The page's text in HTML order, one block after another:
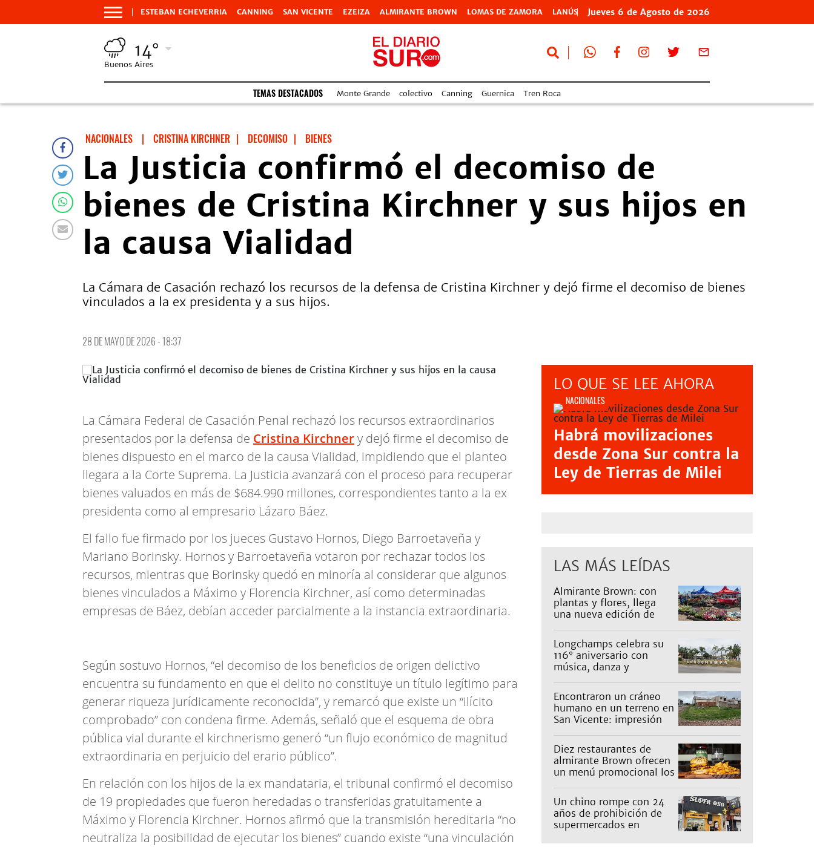
ESTEBAN ECHEVERRIA CANNING SAN VICENTE EZEIZA ALMIRANTE BROWN LOMAS DE ZAMORA LANÚS Jueves 6 de Agosto de 2026
14°
Buenos Aires
TEMAS DESTACADOS Monte Grande colectivo Canning Guernica Tren Roca
NACIONALES | CRISTINA KIRCHNER | DECOMISO | BIENES
La Justicia confirmó el decomiso de
bienes de Cristina Kirchner y sus hijos en
la causa Vialidad
La Cámara de Casación rechazó los recursos de la defensa de Cristina Kirchner y dejó firme el decomiso de bienes
vinculados a la ex presidenta y a sus hijos.
28 DE MAYO DE 2026 - 18:37
La Cámara Federal de Casación Penal rechazó los recursos extraordinarios
presentados por la defensa de Cristina Kirchnery dejó firme el decomiso de
bienes dispuesto en el marco de la causa Vialidad, impidiendo que el planteo
llegara a la Corte Suprema. La Justicia avanzará con el proceso para recuperar
bienes valuados en más de $684.990 millones, correspondientes tanto a la ex
presidenta como al empresario Lázaro Báez.
El fallo fue firmado por los jueces Gustavo Hornos, Diego Barroetaveña y
Mariano Borinsky. Hornos y Barroetaveña votaron por rechazar todos los
recursos, mientras que Borinsky quedó en minoría al considerar que algunos
bienes vinculados a Máximo y Florencia Kirchner, así como determinadas
empresas de Báez, debían acceder parcialmente a la instancia extraordinaria.
Según sostuvo Hornos, “el decomiso de los beneficios de origen delictivo
encuentra su fundamento en que el delito no constituye un título legítimo para
generar riqueza jurídicamente reconocida”, y remarcó que existe un “ilícito
comprobado” con condena firme. Además, señaló que el esquema de obra
pública vial durante el kirchnerismo generó “un flujo económico de magnitud
extraordinaria en perjuicio del erario público”.
En relación con los hijos de la ex mandataria, el tribunal confirmó el decomiso
de 19 propiedades que fueron heredadas o transferidas gratuitamente a
Máximo y Florencia Kirchner. Hornos afirmó que la transmisión hereditaria “no
neutraliza la posibilidad de ejecutar los bienes” cuando existe “una vinculación
LO QUE SE LEE AHORA
NACIONALES
Habrá movilizaciones
desde Zona Sur contra la
Ley de Tierras de Milei
LAS MÁS LEÍDAS
Almirante Brown: con
plantas y flores, llega
una nueva edición de
Longchamps celebra su
116° aniversario con
música, danza y
familia
Encontraron un cráneo
humano en un terreno en
San Vicente: impresión
Diez restaurantes de
almirante Brown ofrecen
un menú promocional los
qué precios tienen
Un chino rompe con 24
años de prohibición de
supermercados en